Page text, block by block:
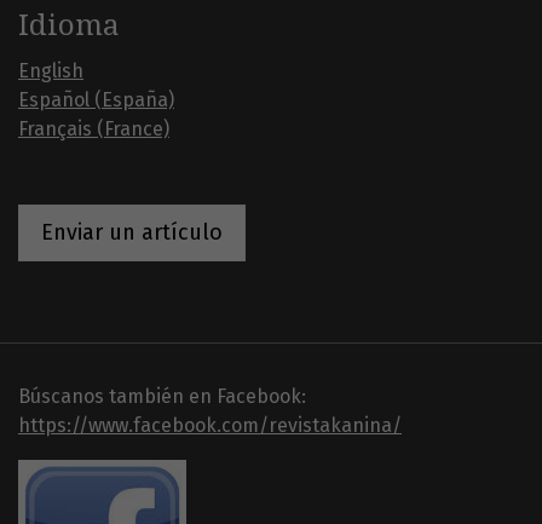
Idioma
English
Español (España)
Français (France)
Enviar un artículo
Búscanos también en Facebook:
https://www.facebook.com/revistakanina/